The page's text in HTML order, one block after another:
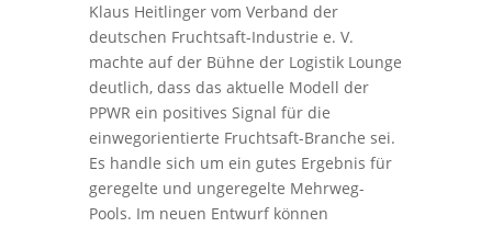
Klaus Heitlinger vom Verband der
deutschen Fruchtsaft-Industrie e. V.
machte auf der Bühne der Logistik Lounge
deutlich, dass das aktuelle Modell der
PPWR ein positives Signal für die
einwegorientierte Fruchtsaft-Branche sei.
Es handle sich um ein gutes Ergebnis für
geregelte und ungeregelte Mehrweg-
Pools. Im neuen Entwurf können